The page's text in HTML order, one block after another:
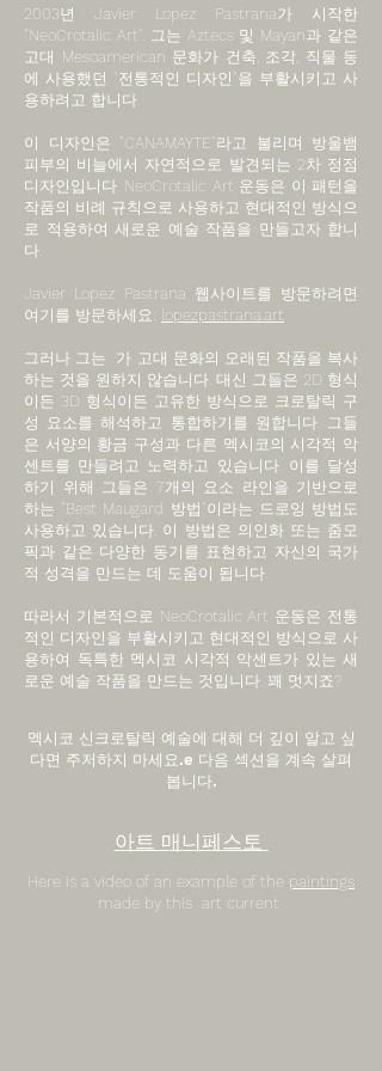
2003년 Javier Lopez Pastrana가 시작한
"NeoCrotalic Art". 그는 Aztecs 및 Mayan과 같은
고대 Mesoamerican 문화가 건축, 조각, 직물 등
에 사용했던 "전통적인 디자인"을 부활시키고 사
용하려고 합니다.
이 디자인은 "CANAMAYTE"라고 불리며 방울뱀
피부의 비늘에서 자연적으로 발견되는 2차 정점
디자인입니다. NeoCrotalic Art 운동은 이 패턴을
작품의 비례 규칙으로 사용하고 현대적인 방식으
로 적용하여 새로운 예술 작품을 만들고자 합니
다.
Javier Lopez Pastrana 웹사이트를 방문하려면
여기를 방문하세요: lopezpastrana.art
그러나 그는 가 고대 문화의 오래된 작품을 복사
하는 것을 원하지 않습니다. 대신 그들은 2D 형식
이든 3D 형식이든 고유한 방식으로 크로탈릭 구
성 요소를 해석하고 통합하기를 원합니다. 그들
은 서양의 황금 구성과 다른 멕시코의 시각적 악
센트를 만들려고 노력하고 있습니다. 이를 달성
하기 위해 그들은 7개의 요소 라인을 기반으로
하는 "Best Maugard 방법"이라는 드로잉 방법도
사용하고 있습니다. 이 방법은 의인화 또는 줌모
픽과 같은 다양한 동기를 표현하고 자신의 국가
적 성격을 만드는 데 도움이 됩니다.
따라서 기본적으로 NeoCrotalic Art 운동은 전통
적인 디자인을 부활시키고 현대적인 방식으로 사
용하여 독특한 멕시코 시각적 악센트가 있는 새
로운 예술 작품을 만드는 것입니다. 꽤 멋지죠?
멕시코 신크로탈릭 예술에 대해 더 깊이 알고 싶
다면 주저하지 마세요.e 다음 섹션을 계속 살펴
봅니다.
아트 매니페스토
Here is a video of an example of the paintings
made by this art current